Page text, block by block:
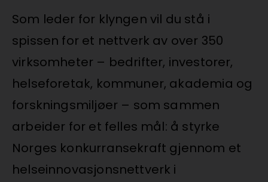
Som leder for klyngen vil du stå i
spissen for et nettverk av over 350
virksomheter – bedrifter, investorer,
helseforetak, kommuner, akademia og
forskningsmiljøer – som sammen
arbeider for et felles mål: å styrke
Norges konkurransekraft gjennom et
helseinnovasjonsnettverk i